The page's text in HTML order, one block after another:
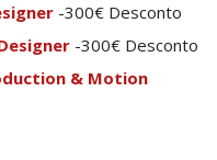
-300€ Desconto
-300€ Desconto
& Motion